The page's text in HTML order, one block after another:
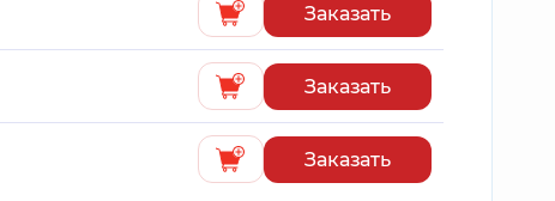
Заказать
Заказать
Заказать